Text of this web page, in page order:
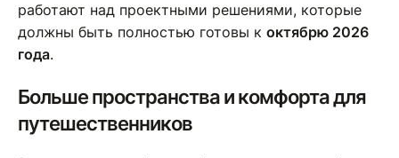
работают над проектными решениями, которые
должны быть полностью готовы к октябрю 2026
года.
Больше пространства и комфорта для
путешественников